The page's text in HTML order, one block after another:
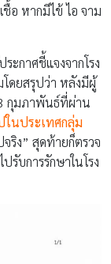
ชื้อ หากมีไข้ ไอ จาม
ะกาศชี้แจงจากโรง
โดยสรุปว่า หลังมีผู้
กุมภาพันธ์ที่ผ่าน
ในประเทศกลุ่ม
ริง” สุดท้ายก็ตรวจ
รับการรักษาในโรง